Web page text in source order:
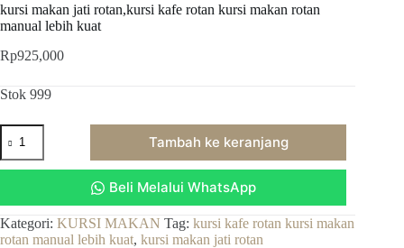
kursi makan jati rotan,kursi kafe rotan kursi makan rotan
manual lebih kuat
Rp925,000
Stok 999
Kuantitas
kursi
makan
kafe
rotan
kursi
Tambah ke keranjang
Beli Melalui WhatsApp
Kategori: KURSI MAKAN Tag: kursi kafe rotan kursi makan
rotan manual lebih kuat, kursi makan jati rotan